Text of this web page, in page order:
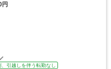
円
、引越しを伴う転勤なし